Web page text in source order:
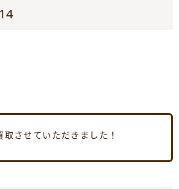
させていただきました！